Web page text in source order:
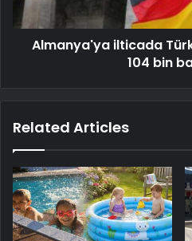
Almanya'ya ilticada
104 bin
Related Articles